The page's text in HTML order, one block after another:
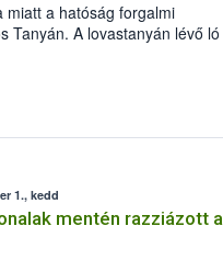
miatt a hatóság forgalmi
Tanyán. A lovastanyán lévő ló
az intézkedések
1., kedd
mentén razziázott a